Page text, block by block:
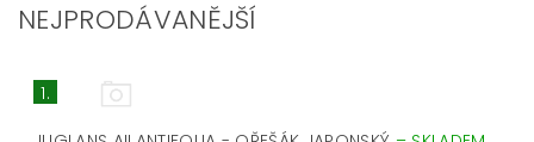
NEJPRODÁVANĚJŠÍ
1.